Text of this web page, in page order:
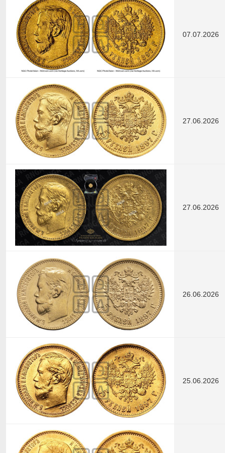
07.07.2026
27.06.2026
27.06.2026
26.06.2026
25.06.2026